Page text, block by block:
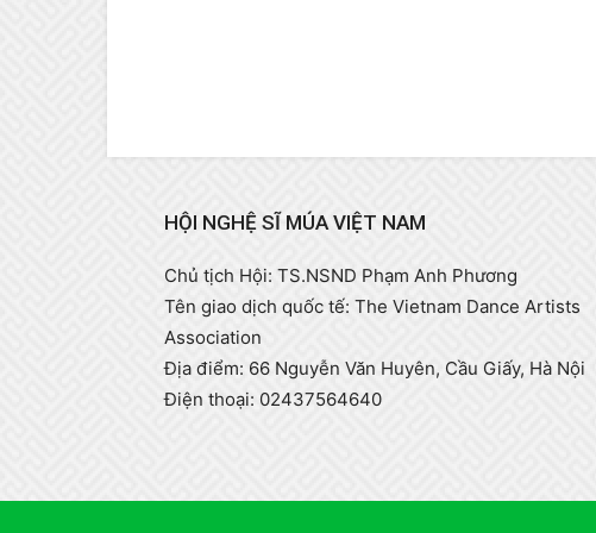
HỘI NGHỆ SĨ MÚA VIỆT NAM
Chủ tịch Hội: TS.NSND Phạm Anh Phương
Tên giao dịch quốc tế: The Vietnam Dance Artists
Association
Địa điểm: 66 Nguyễn Văn Huyên, Cầu Giấy, Hà Nội
Điện thoại: 02437564640